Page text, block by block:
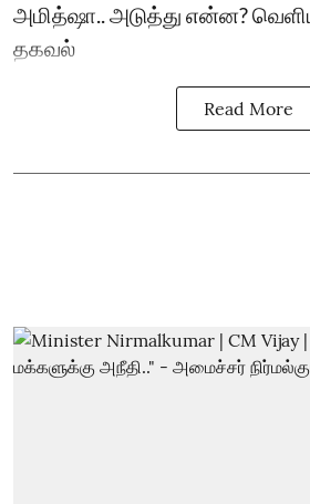
அமித்ஷா.. அடுத்து என்ன?
தகவல்
Read More